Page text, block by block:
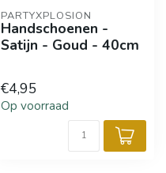
PARTYXPLOSION
Handschoenen -
Satijn - Goud - 40cm
€4,95
Op voorraad